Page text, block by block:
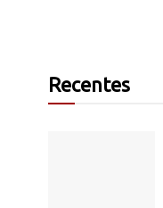
Recentes